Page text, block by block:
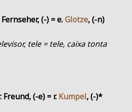
Fernseher, (-) = e.Glotze, (-n)
tele = tele, caixa tonta
Freund, (-e) = r.Kumpel, (-)*